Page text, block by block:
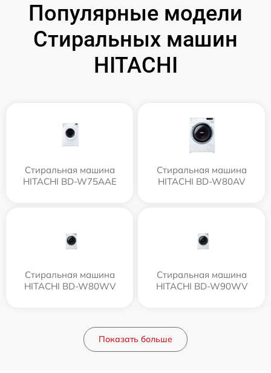
Популярные модели
Стиральных машин
HITACHI
Стиральная машина
HITACHI BD-W75AAE
Стиральная машина
HITACHI BD-W80AV
Стиральная машина
HITACHI BD-W80WV
Стиральная машина
HITACHI BD-W90WV
Показать больше